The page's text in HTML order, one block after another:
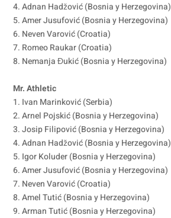
4. Adnan Hadžović (Bosnia y Herzegovina)
5. Amer Jusufović (Bosnia y Herzegovina)
6. Neven Varović (Croatia)
7. Romeo Raukar (Croatia)
8. Nemanja Đukić (Bosnia y Herzegovina)
Mr. Athletic
1. Ivan Marinković (Serbia)
2. Arnel Pojskić (Bosnia y Herzegovina)
3. Josip Filipović (Bosnia y Herzegovina)
4. Adnan Hadžović (Bosnia y Herzegovina)
5. Igor Koluder (Bosnia y Herzegovina)
6. Amer Jusufović (Bosnia y Herzegovina)
7. Neven Varović (Croatia)
8. Amel Tutić (Bosnia y Herzegovina)
9. Arman Tutić (Bosnia y Herzegovina)